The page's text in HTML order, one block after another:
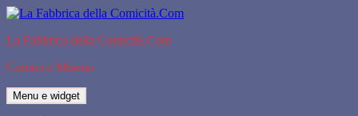
Vai
contenuto
La Fabbrica della Comicità.Com
Comici o Miseria
Menu e widget